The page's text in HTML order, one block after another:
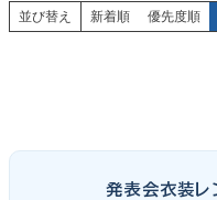
並び替え 新着順 優先度順
発表会衣装レ